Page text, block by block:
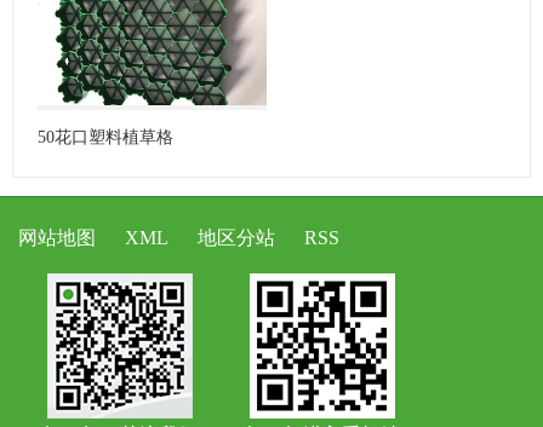
50花口塑料植草格
网站地图 XML 地区分站 RSS